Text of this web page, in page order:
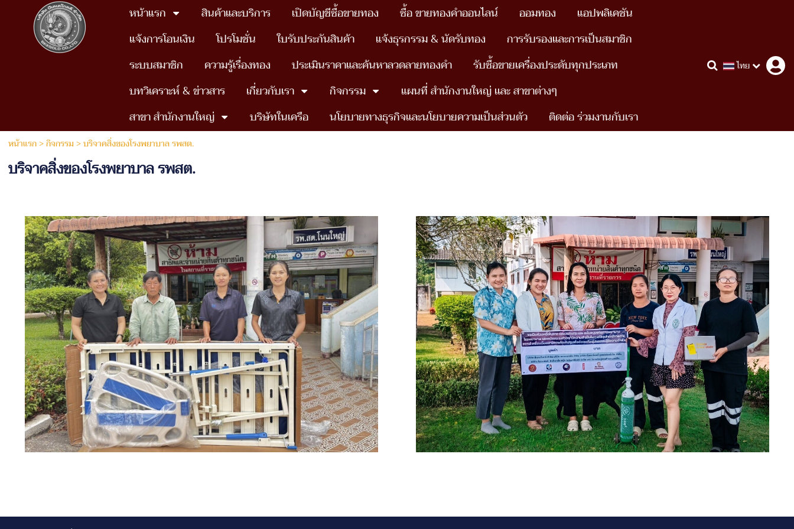
หน้าแรก สินค้าและบริการ เปิดบัญชีซื้อขายทอง ซื้อ ขายทองคำออนไลน์ ออมทอง
แอปพลิเคชัน
แจ้งการโอนเงิน
โปรโมชั่น ใบรับประกันสินค้า แจ้งธุรกรรม & นัดรับทอง
การรับรองและการเป็นสมาชิก
ระบบสมาชิก
ความรู้เรื่องทอง ประเมินราคาและค้นหาลวดลายทองคำ
รับซื้อขายเครื่องประดับทุกประเภท
บทวิเคราะห์ & ข่าวสาร
เกี่ยวกับเรา กิจกรรม
แผนที่ สำนักงานใหญ่ เเละ สาขาต่างๆ
สาขา สำนักงานใหญ่
บริษัทในเครือ นโยบายทางธุรกิจและนโยบายความเป็นส่วนตัว ติดต่อ ร่วมงานกับเรา
ไทย
หน้าแรก>กิจกรรม >บริจาคสิ่งของโรงพยาบาล รพสต.
บริจาคสิ่งของโรงพยาบาล รพสต.